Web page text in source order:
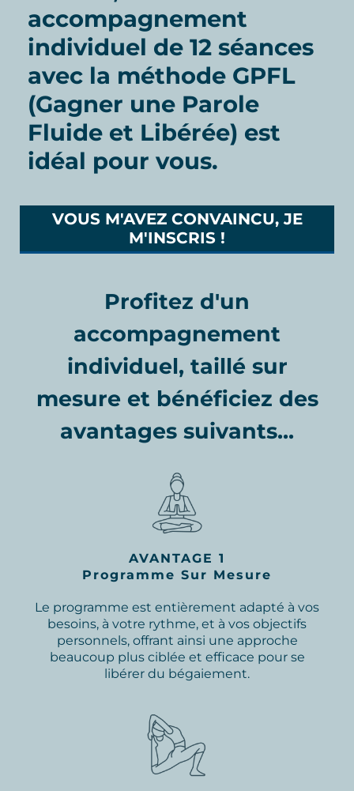
accompagnement
individuel de 12 séances
avec la méthode GPFL
(Gagner une Parole
Fluide et Libérée) est
idéal pour vous.
VOUS M'AVEZ CONVAINCU, JE
M'INSCRIS !
Profitez d'un
accompagnement
individuel, taillé sur
mesure et bénéficiez des
avantages suivants...
AVANTAGE 1
Programme Sur Mesure
Le programme est entièrement adapté à vos
besoins, à votre rythme, et à vos objectifs
personnels, offrant ainsi une approche
beaucoup plus ciblée et efficace pour se
libérer du bégaiement.